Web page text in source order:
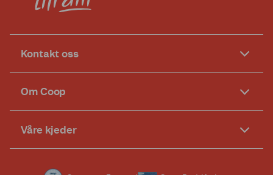
Kontakt oss
Om Coop
Våre kjeder